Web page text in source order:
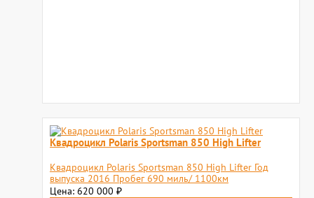
Квадроцикл Polaris Sportsman 850 High Lifter
Квадроцикл Polaris Sportsman 850 High Lifter Год
выпуска 2016 Пробег 690 миль/ 1100км
Цена: 620 000 ₽